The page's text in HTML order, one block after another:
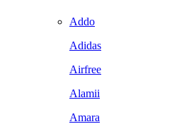
Addo
Adidas
Airfree
Alamii
Amara